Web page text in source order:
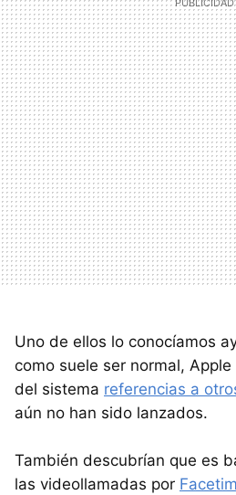
Uno de ellos lo conocíamos
como suele ser normal,
del sistema referencias a
aún no han sido lanzados.
También descubrían que es
las videollamadas por